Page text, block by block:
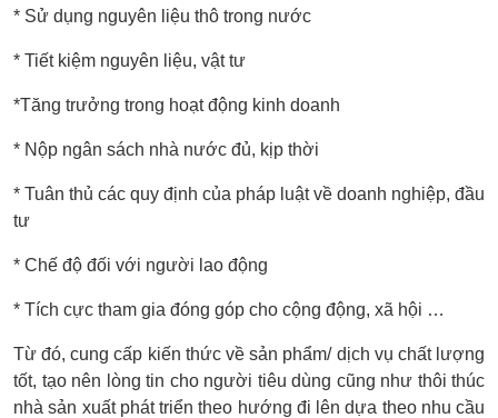
* Sử dụng nguyên liệu thô trong nước
* Tiết kiệm nguyên liệu, vật tư
*Tăng trưởng trong hoạt động kinh doanh
* Nộp ngân sách nhà nước đủ, kịp thời
* Tuân thủ các quy định của pháp luật về doanh nghiệp, đầu
tư
* Chế độ đối với người lao động
* Tích cực tham gia đóng góp cho cộng động, xã hội …
Từ đó, cung cấp kiến thức về sản phẩm/ dịch vụ chất lượng
tốt, tạo nên lòng tin cho người tiêu dùng cũng như thôi thúc
nhà sản xuất phát triển theo hướng đi lên dựa theo nhu cầu